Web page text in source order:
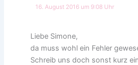
16. August 2016 um 9:08 Uhr
Liebe Simone,
da muss wohl ein Fehler
Schreib uns doch sonst kurz